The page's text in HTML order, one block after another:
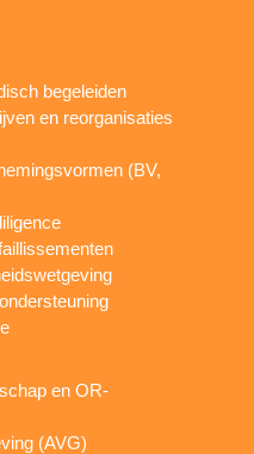
begeleiden
en reorganisaties
(BV,
en OR-
(AVG)